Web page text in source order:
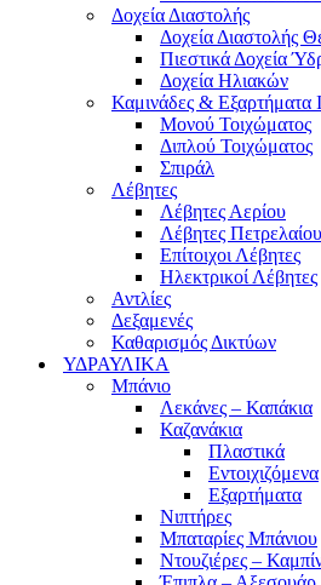
Δοχεία Διαστολής
Δοχεία Διαστολής
Πιεστικά Δοχεία
Δοχεία Ηλιακών
Καμινάδες &
Μονού Τοιχώματος
Διπλού Τοιχώματος
Σπιράλ
Λέβητες
Λέβητες Αερίου
Λέβητες Πετρελαίου
Επίτοιχοι Λέβητες
Ηλεκτρικοί Λέβητες
Αντλίες
Δεξαμενές
Καθαρισμός Δικτύων
ΥΔΡΑΥΛΙΚΑ
Μπάνιο
Λεκάνες – Καπάκια
Καζανάκια
Πλαστικά
Εντοιχιζόμενα
Εξαρτήματα
Νιπτήρες
Μπαταρίες Μπάνιου
Ντουζιέρες –